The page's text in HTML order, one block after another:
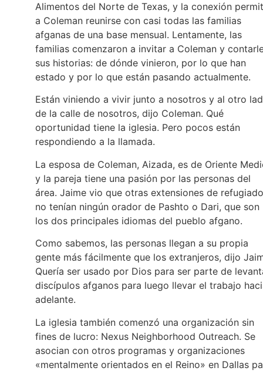
Alimentos del Norte de Texas, y la conexión
a Coleman reunirse con casi todas las familias
afganas de una base mensual. Lentamente, las
familias comenzaron a invitar a Coleman y
sus historias: de dónde vinieron, por lo que han
estado y por lo que están pasando actualmente.
Están viniendo a vivir junto a nosotros y al otro
de la calle de nosotros, dijo Coleman. Qué
oportunidad tiene la iglesia. Pero pocos están
respondiendo a la llamada.
La esposa de Coleman, Aizada, es de Oriente
y la pareja tiene una pasión por las personas del
área. Jaime vio que otras extensiones de
no tenían ningún orador de Pashto o Dari, que son
los dos principales idiomas del pueblo afgano.
Como sabemos, las personas llegan a su propia
gente más fácilmente que los extranjeros, dijo
Quería ser usado por Dios para ser parte de
discípulos afganos para luego llevar el trabajo
adelante.
La iglesia también comenzó una organización sin
fines de lucro: Nexus Neighborhood Outreach. Se
asocian con otros programas y organizaciones
«mentalmente orientados en el Reino» en Dallas